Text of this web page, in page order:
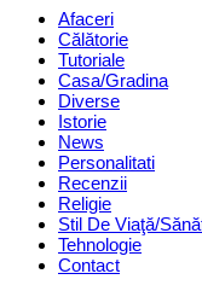
Menu Afaceri
Călătorie
Tutoriale
Casa/Gradina
Diverse
Istorie
News
Personalitati
Recenzii
Religie
Stil De Viaţă/
Tehnologie
Contact